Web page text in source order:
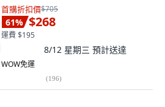
首購折扣價$705
61% $268
運費 $195
8/12 星期三 預計送達
WOW免運
(196)